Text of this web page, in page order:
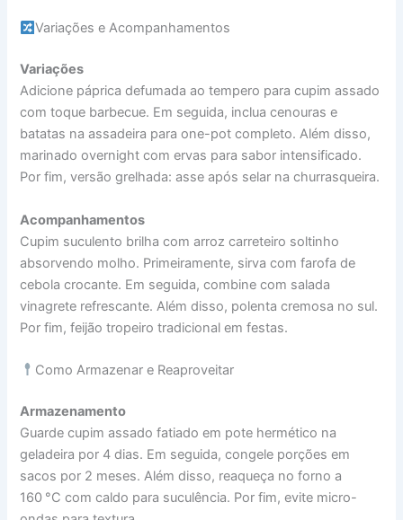
Variações e Acompanhamentos
Variações
Adicione páprica defumada ao tempero para cupim assado
com toque barbecue. Em seguida, inclua cenouras e
batatas na assadeira para one-pot completo. Além disso,
marinado overnight com ervas para sabor intensificado.
Por fim, versão grelhada: asse após selar na churrasqueira.
Acompanhamentos
Cupim suculento brilha com arroz carreteiro soltinho
absorvendo molho. Primeiramente, sirva com farofa de
cebola crocante. Em seguida, combine com salada
vinagrete refrescante. Além disso, polenta cremosa no sul.
Por fim, feijão tropeiro tradicional em festas.
Como Armazenar e Reaproveitar
Armazenamento
Guarde cupim assado fatiado em pote hermético na
geladeira por 4 dias. Em seguida, congele porções em
sacos por 2 meses. Além disso, reaqueça no forno a
160 °C com caldo para suculência. Por fim, evite micro-